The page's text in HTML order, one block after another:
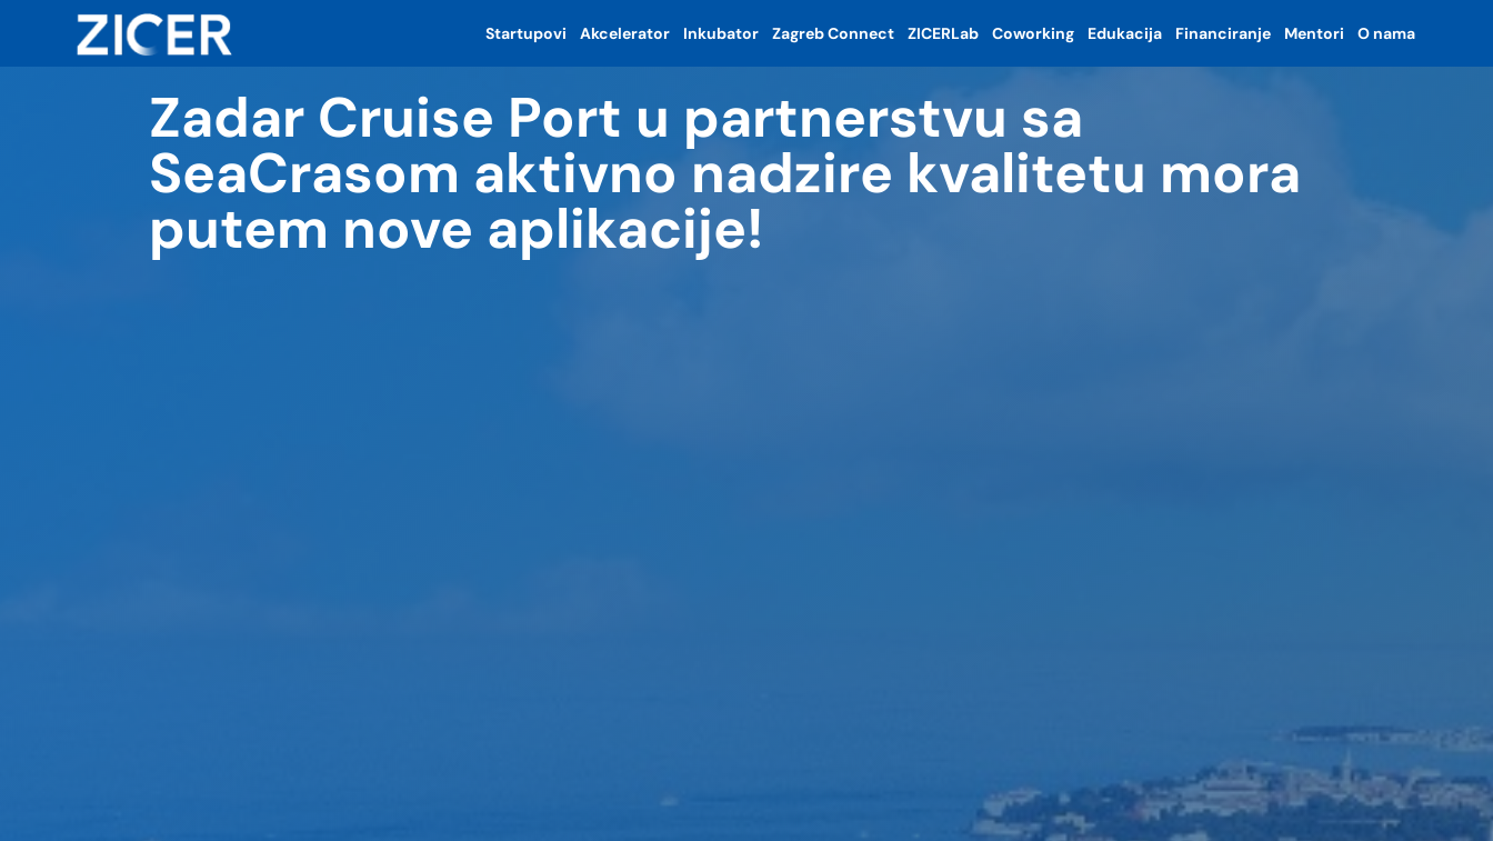
Startupovi Akcelerator Inkubator Zagreb Connect ZICERLab Coworking Edukacija Financiranje Mentori O nama
Zadar Cruise Port u partnerstvu sa
SeaCrasom aktivno nadzire kvalitetu mora
putem nove aplikacije!